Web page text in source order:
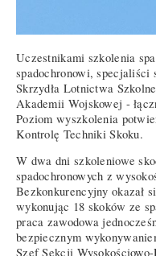
Uczestnikami szkolenia
spadochronowi, specjaliści
Skrzydła Lotnictwa
Akademii Wojskowej -
Poziom wyszkolenia
Kontrolę Techniki Skoku.
W dwa dni szkoleniowe
spadochronowych z
Bezkonkurencyjny okazał
wykonując 18 skoków ze
praca zawodowa
bezpiecznym
Szef Sekcji